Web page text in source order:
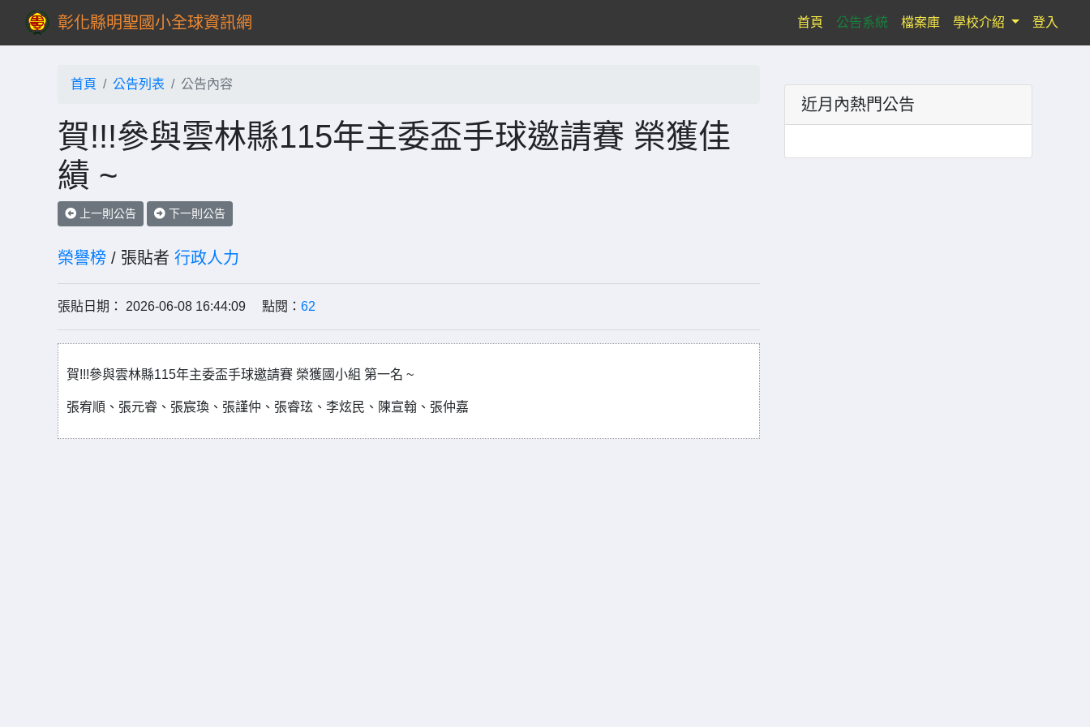
彰化縣明聖國小全球資訊網 首頁 (current)
公告系統 檔案庫 學校介紹 登入
首頁 公告列表 公告內容
賀!!!參與雲林縣115年主委盃手球邀請賽 榮獲佳
績 ~
上一則公告 下一則公告
榮譽榜 / 張貼者 行政人力
張貼日期： 2026-06-08 16:44:09 點閱： 62
賀!!!參與雲林縣115年主委盃手球邀請賽 榮獲國小組 第一名 ~
張宥順、張元睿、張宸瑍、張謹仲、張睿玹、李炫民、陳宣翰、張仲嘉
近月內熱門公告